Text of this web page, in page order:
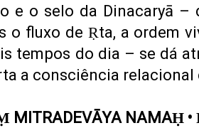
e o selo da Dinacaryā –
o fluxo de Ṛta, a ordem
tempos do dia – se dá
a consciência relacional
MITRADEVĀYA NAMAḤ •